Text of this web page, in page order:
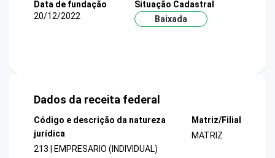
Data de fundação
20/12/2022
Situação Cadastral
Baixada
Dados da receita federal
Código e descrição da natureza
jurídica
213 | EMPRESARIO (INDIVIDUAL)
Matriz/Filial
MATRIZ